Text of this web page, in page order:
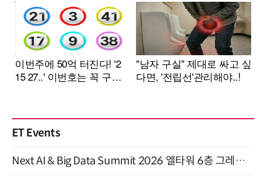
ET Events
Next AI & Big Data Summit 2026 엘타워 6층 그레이스홀 개최 (9/18)